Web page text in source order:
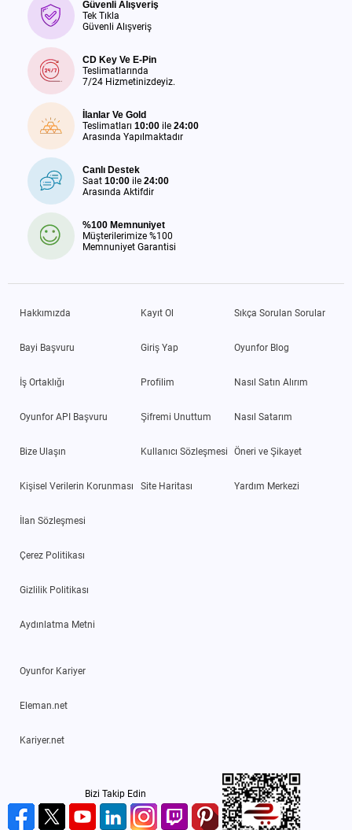
Güvenli Alışveriş
Tek Tıkla
Güvenli Alışveriş
CD Key Ve E-Pin
Teslimatlarında
7/24 Hizmetinizdeyiz.
İlanlar Ve Gold
Teslimatları 10:00 ile 24:00
Arasında Yapılmaktadır
Canlı Destek
Saat 10:00 ile 24:00
Arasında Aktifdir
%100 Memnuniyet
Müşterilerimize %100
Memnuniyet Garantisi
Hakkımızda
Bayi Başvuru
İş Ortaklığı
Oyunfor API Başvuru
Bize Ulaşın
Kişisel Verilerin Korunması
İlan Sözleşmesi
Çerez Politikası
Gizlilik Politikası
Aydınlatma Metni
Kayıt Ol
Giriş Yap
Profilim
Şifremi Unuttum
Kullanıcı Sözleşmesi
Site Haritası
Sıkça Sorulan Sorular
Oyunfor Blog
Nasıl Satın Alırım
Nasıl Satarım
Öneri ve Şikayet
Yardım Merkezi
Oyunfor Kariyer
Eleman.net
Kariyer.net
Bizi Takip Edin